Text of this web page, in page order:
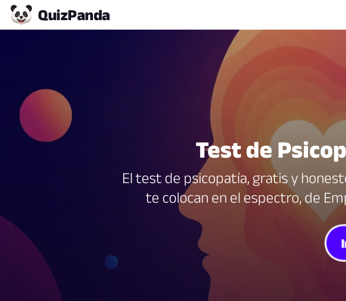
QuizPanda
Test de
El test de psicopatía, gratis y
te colocan en el espectro, de